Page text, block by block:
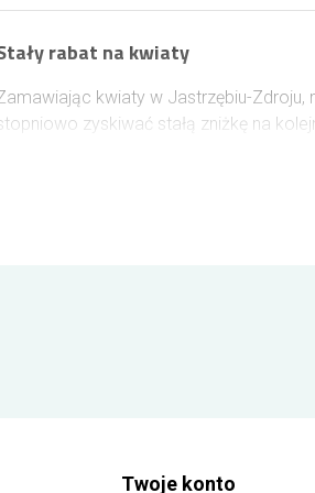
rabat na kwiaty
kwiaty w Jastrzębiu-Zdroju,
zyskiwać stałą zniżkę na
Twoje konto